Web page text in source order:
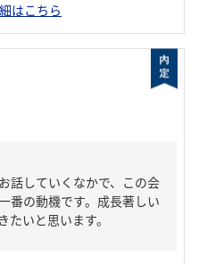
はこちら
話していくなかで、この会
番の動機です。成長著しい
いと思います。